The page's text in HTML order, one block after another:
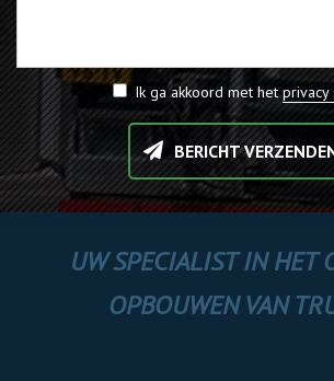
Ik ga akkoord met hetprivacy
BERICHT
UW SPECIALIST IN HET
OPBOUWEN VAN